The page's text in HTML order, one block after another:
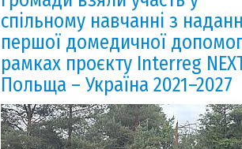
спільному навчанні з
першої домедичної
рамках проєкту Interreg
Польща – Україна 2021–2027